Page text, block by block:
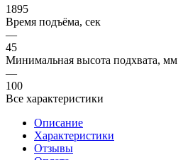
1895
Время подъёма, сек
—
45
Минимальная высота подхвата, мм
—
100
Все характеристики
Описание
Характеристики
Отзывы